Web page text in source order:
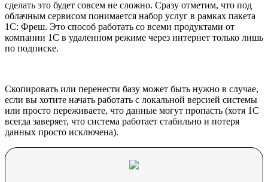
сделать это будет совсем не сложно. Сразу отметим, что под
облачным сервисом понимается набор услуг в рамках пакета
1С: Фреш. Это способ работать со всеми продуктами от
компании 1С в удаленном режиме через интернет только лишь
по подписке.
Скопировать или перенести базу может быть нужно в случае,
если вы хотите начать работать с локальной версией системы
или просто переживаете, что данные могут пропасть (хотя 1С
всегда заверяет, что система работает стабильно и потеря
данных просто исключена).